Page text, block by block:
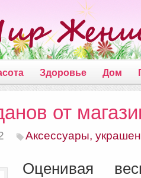
Здоровье Дом
от
Аксессуары,
Оценивая